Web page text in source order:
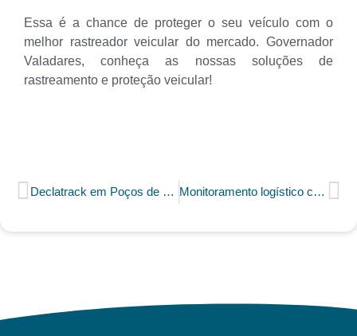
Essa é a chance de proteger o seu veículo com o
melhor rastreador veicular do mercado. Governador
Valadares, conheça as nossas soluções de
rastreamento e proteção veicular!
Declatrack em Poços de Caldas Monitoramento logístico com a Telemetria Avançada Declatrack